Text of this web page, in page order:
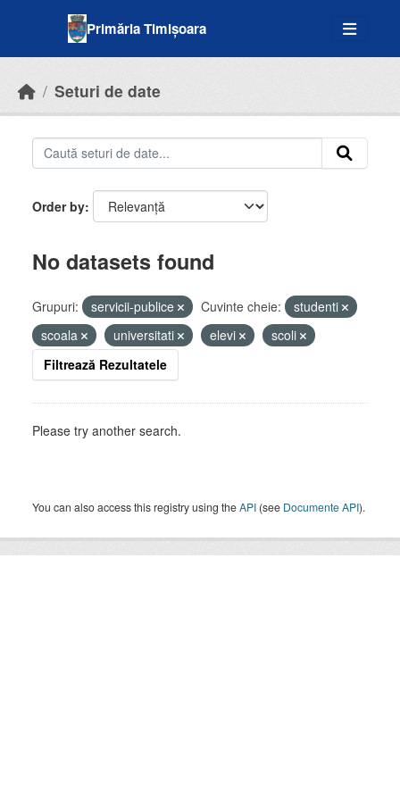
Primăria Timișoara
Seturi de date
Order by
No datasets found
Grupuri: servicii-publice Cuvinte cheie:
studenti
scoala
universitati elevi
scoli
Filtrează Rezultatele
Please try another search.
You can also access this registry using theAPI (see Documente API).